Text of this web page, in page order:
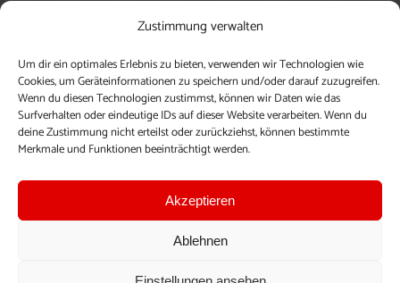
Zustimmung verwalten
Um dir ein optimales Erlebnis zu bieten, verwenden wir Technologien wie
Cookies, um Geräteinformationen zu speichern und/oder darauf zuzugreifen.
Wenn du diesen Technologien zustimmst, können wir Daten wie das
Surfverhalten oder eindeutige IDs auf dieser Website verarbeiten. Wenn du
deine Zustimmung nicht erteilst oder zurückziehst, können bestimmte
Merkmale und Funktionen beeinträchtigt werden.
Akzeptieren
Ablehnen
Mach mit bei youpod.de!
youpod.de lebt von Menschen wie dir. Sammel
journalistische Erfahrung, teile deine Perspektive und
veröffentliche deine Beiträge auf youpod.de.Du musst
dich anmelden, um alle Funktionen nutzen zu können, ein
Profil anzulegen, eigene Beiträge hochzuladen und zu
Einloggen